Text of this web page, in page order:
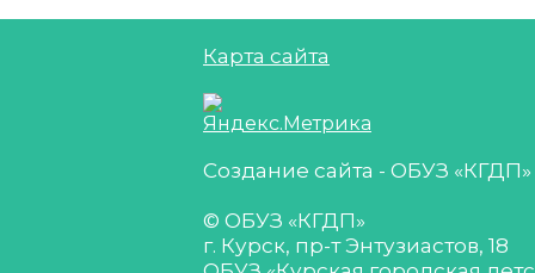
Карта сайта
Создание сайта - ОБУЗ «КГДП»
© ОБУЗ «КГДП»
г. Курск, пр-т Энтузиастов, 18